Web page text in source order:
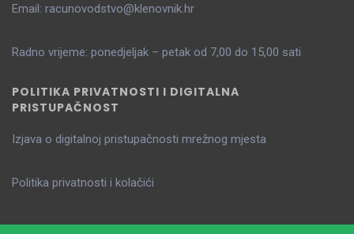
Email: racunovodstvo@klenovnik.hr
Radno vrijeme: ponedjeljak – petak od 7,00 do 15,00 sati
POLITIKA PRIVATNOSTI I DIGITALNA
PRISTUPAČNOST
Izjava o digitalnoj pristupačnosti mrežnog mjesta
Politika privatnosti i kolačići